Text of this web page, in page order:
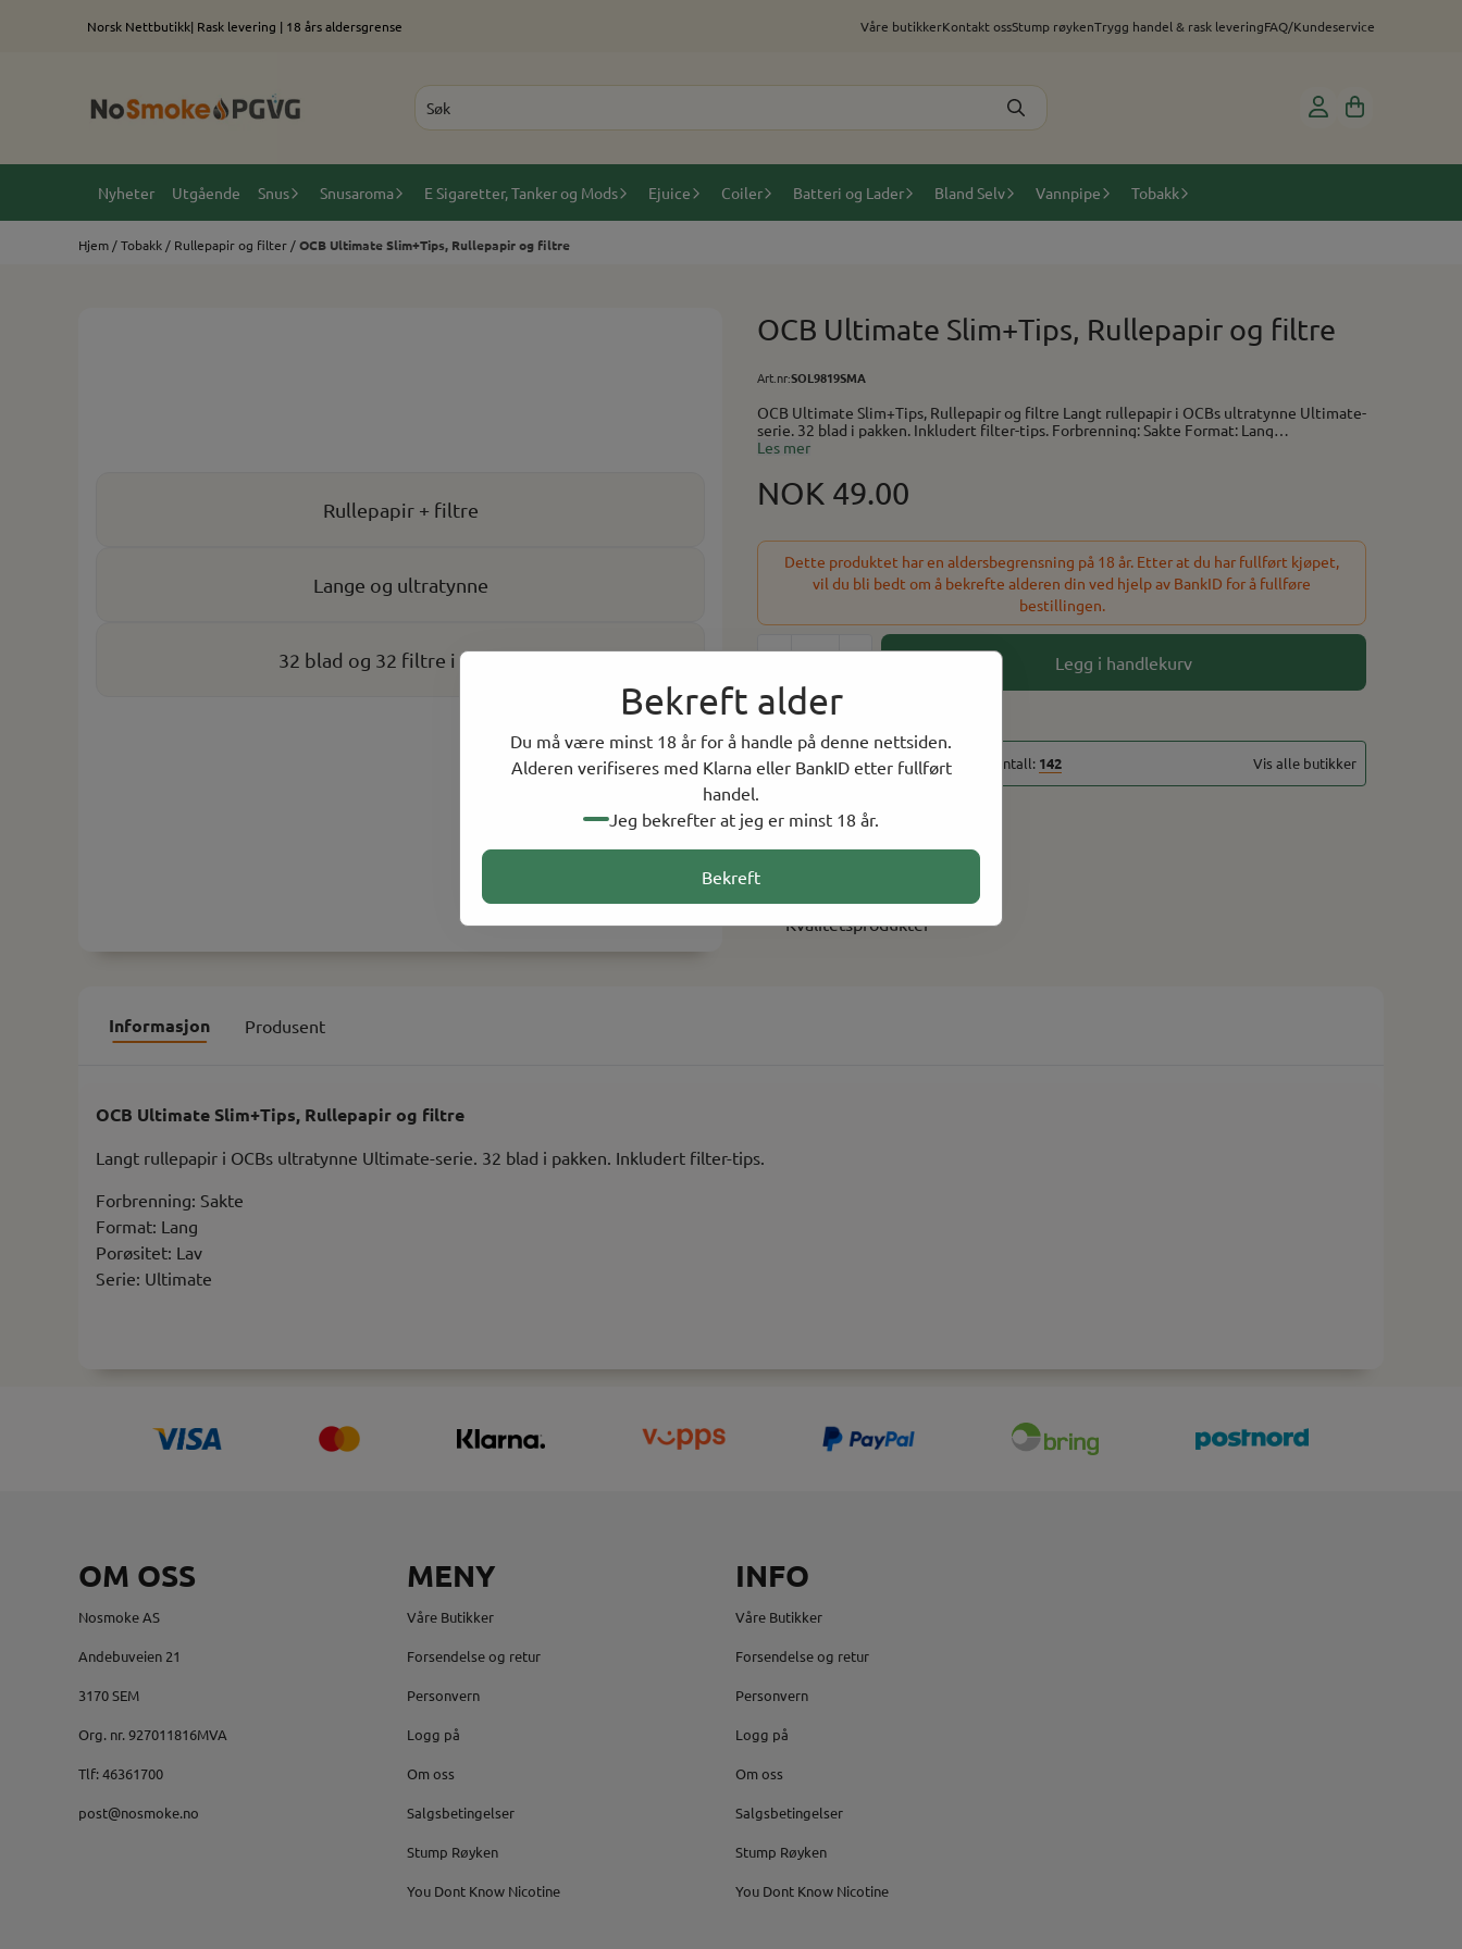
Bekreft alder
Du må være minst 18 år for å handle på denne nettsiden.
Alderen verifiseres med Klarna eller BankID etter fullført
handel.
Jeg bekrefter at jeg er minst 18 år.
Bekreft
Hopp til innholdNorsk Nettbutikk| Rask levering | 18 års aldersgrense Våre butikkerKontakt ossStump røykenTrygg handel & rask leveringFAQ/Kundeservice
Nyheter Utgående Snus Snusaroma E Sigaretter, Tanker og Mods Ejuice Coiler Batteri og Lader Bland Selv Vannpipe Tobakk
Hjem /Tobakk / Rullepapir og filter /OCB Ultimate Slim+Tips, Rullepapir og filtre
Rullepapir + filtre
Lange og ultratynne
32 blad og 32 filtre i pakken
OCB Ultimate Slim+Tips, Rullepapir og filtre
Art.nr:SOL9819SMA
OCB Ultimate Slim+Tips, Rullepapir og filtre Langt rullepapir i OCBs ultratynne Ultimate-
serie. 32 blad i pakken. Inkludert filter-tips. Forbrenning: Sakte Format: Lang
Les mer
NOK 49.00
Dette produktet har en aldersbegrensning på 18 år. Etter at du har fullført kjøpet,
vil du bli bedt om å bekrefte alderen din ved hjelp av BankID for å fullføre
bestillingen.
Legg i handlekurv
7 På lager
På lager i12 butikker, totalt antall: 142 Vis alle butikker
Rask levering
Kvalitetsprodukter
Informasjon Produsent
OCB Ultimate Slim+Tips, Rullepapir og filtre
Langt rullepapir i OCBs ultratynne Ultimate-serie. 32 blad i pakken. Inkludert filter-tips.
Forbrenning: Sakte
Format: Lang
Porøsitet: Lav
Serie: Ultimate
OM OSS
Nosmoke AS
Andebuveien 21
3170 SEM
Org. nr. 927011816MVA
Tlf:46361700
post@nosmoke.no
MENY
Våre Butikker
Forsendelse og retur
Personvern
Logg på
Om oss
Salgsbetingelser
Stump Røyken
You Dont Know Nicotine
INFO
Våre Butikker
Forsendelse og retur
Personvern
Logg på
Om oss
Salgsbetingelser
Stump Røyken
You Dont Know Nicotine